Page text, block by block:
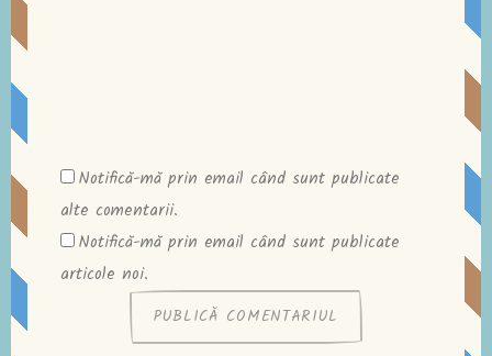
Notifică-mă prin email când sunt publicate
alte comentarii.
Notifică-mă prin email când sunt publicate
articole noi.